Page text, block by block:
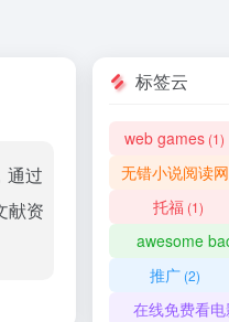
通过
献资
标签云
web games(1)
无错小说阅读网
托福 (1)
awesome
推广(2)
在线免费看电